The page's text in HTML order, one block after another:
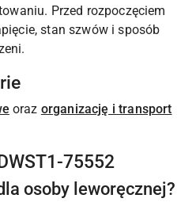
Przed rozpoczęciem
stan szwów i sposób
oraz organizację i transport
75552
osoby leworęcznej?